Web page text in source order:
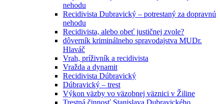
nehodu
Recidivista Dubravický – potrestaný za dopravnú
nehodu
Recidivista, alebo obeť justičnej zvole?
dôverník kriminálneho spravodajstva MUDr.
Hlaváč
Vrah, príživník a recidivista
Vražda a dynamit
Recidivista Dúbravický
Dúbravický – trest
Výkon väzby vo väzobnej väznici v Žiline
Trestná činnosť Stanislava Dubravického